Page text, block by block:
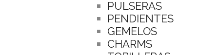
PULSERAS
PENDIENTES
GEMELOS
CHARMS